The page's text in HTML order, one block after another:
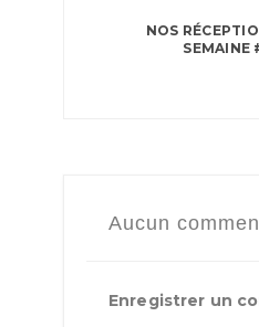
NOS
SEMAINE
Aucun
Enregistrer un